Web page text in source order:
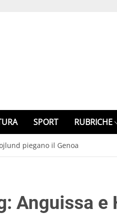
SPORT RUBRICHE
piegano il Genoa
Anguissa e